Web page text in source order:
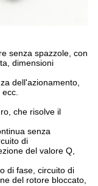
senza spazzole, con
dimensioni
dell'azionamento,
che risolve il
senza
di
del valore Q,
di fase, circuito di
del rotore bloccato,